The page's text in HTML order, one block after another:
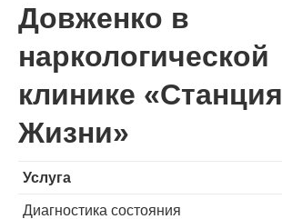
Довженко в
наркологической
клинике «Станция
Жизни»
Услуга
Диагностика состояния